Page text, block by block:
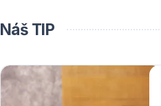
Náš TIP